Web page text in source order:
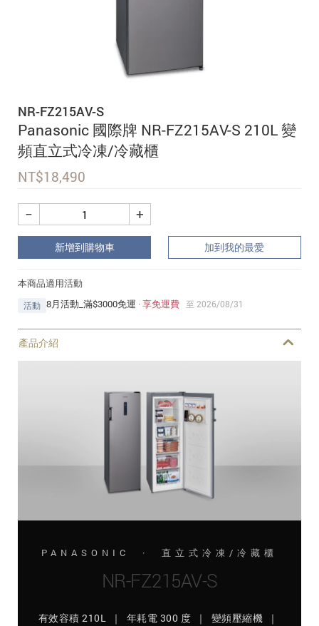
NR-FZ215AV-S
Panasonic 國際牌 NR-FZ215AV-S 210L 變
頻直立式冷凍/冷藏櫃
NT$18,490
+
−
新增到購物車 加到我的最愛
本商品適用活動
活動 8月活動_滿$3000免運 ·享免運費 至 2026/08/31
產品介紹
PANASONIC · 直立式冷凍/冷藏櫃
NR-FZ215AV-S
有效容積 210L ｜ 年耗電 300 度 ｜ 變頻壓縮機 ｜
加入 JARVIS VIP